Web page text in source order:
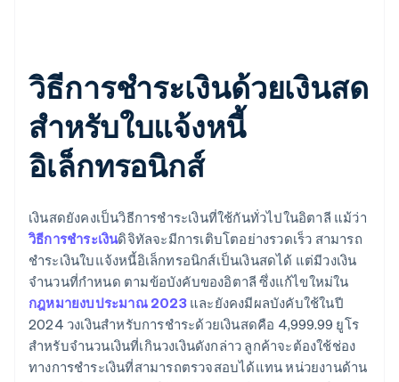
วิธีการชําระเงินด้วยเงินสด
สำหรับใบแจ้งหนี้
อิเล็กทรอนิกส์
เงินสดยังคงเป็นวิธีการชําระเงินที่ใช้กันทั่วไปในอิตาลี แม้ว่า
วิธีการชําระเงินดิจิทัลจะมีการเติบโตอย่างรวดเร็ว สามารถ
ชำระเงินใบแจ้งหนี้อิเล็กทรอนิกส์เป็นเงินสดได้ แต่มีวงเงิน
จำนวนที่กำหนด ตามข้อบังคับของอิตาลี ซึ่งแก้ไขใหม่ใน
กฎหมายงบประมาณ 2023และยังคงมีผลบังคับใช้ในปี
2024 วงเงินสําหรับการชําระด้วยเงินสดคือ 4,999.99 ยูโร
สำหรับจำนวนเงินที่เกินวงเงินดังกล่าว ลูกค้าจะต้องใช้ช่อง
ทางการชำระเงินที่สามารถตรวจสอบได้แทน หน่วยงานด้าน